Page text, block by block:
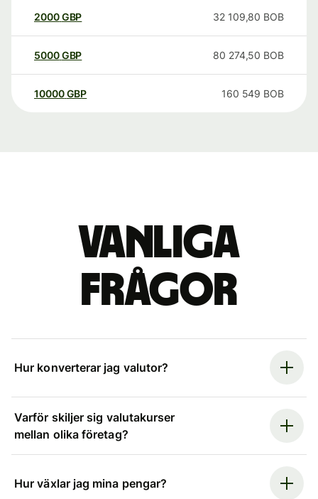
2000GBP 32 109,80 BOB
5000GBP 80 274,50 BOB
10000 GBP 160 549 BOB
Vanliga
frågor
Hur konverterar jag valutor?
Varför skiljer sig valutakurser
mellan olika företag?
Hur växlar jag mina pengar?